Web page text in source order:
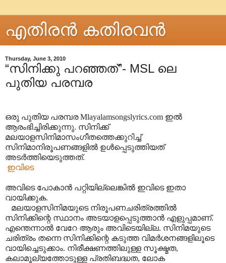
എതിരന്‍ കതിരവന്‍
Thursday, June 3, 2010
“സിനിക്കു പറഞ്ഞത്”- MSL ലെ
പുതിയ പരമ്പര
ഒരു പുതിയ പരമ്പര Mlayalamsongslyrics.com ഇൽ
ആരംഭിച്ചിരിക്കുന്നു. സിനിക്ക്
മലയാളസിനിമാസംഗീതത്തെക്കുറിച്ച്
സിനിമാനിരൂപണങ്ങളിൽ ഉൾപ്പെടുത്തിയത്
അടർത്തിയെടുത്തത്.
ഇവിടെ
അവിടെ പോകാൻ പറ്റിയില്ലെങ്കിൽ ഇവിടെ ഇതാ
വായിക്കുക.
മലയാളസിനിമയുടെ നിരൂപണചരിത്രത്തിൽ
സിനിക്കിന്റെ സ്ഥാനം അടയാളപ്പെടുത്താൻ എളുപ്പമാണ്.
എന്തെന്നാൽ വേറേ ആരും അവിടെയില്ല. സിനിമയുടെ
ചരിത്രം തന്നെ സിനിക്കിന്റെ കടുത്ത വിമർശനങ്ങളിലൂടെ
വായിച്ചെടുക്കാം. നിരീക്ഷണത്തിലുള്ള സൂക്ഷ്മത,
കലാമൂല്യത്തോടുള്ള പ്രതിബദ്ധത, ലോക